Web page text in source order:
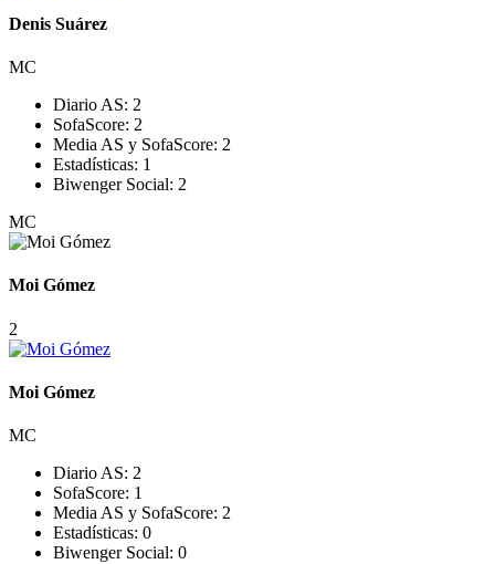
Denis Suárez
MC
Diario AS: 2
SofaScore: 2
Media AS y SofaScore: 2
Estadísticas: 1
Biwenger Social: 2
MC
Moi Gómez
2
Moi Gómez
MC
Diario AS: 2
SofaScore: 1
Media AS y SofaScore: 2
Estadísticas: 0
Biwenger Social: 0